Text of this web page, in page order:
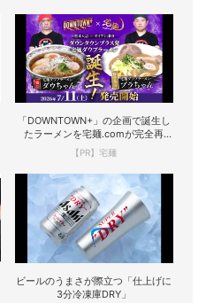
「DOWNTOWN+」の企画で誕生し
たラーメンを宅麺.comが完全再
現！
【PR】宅麺
ビールのうまさが際立つ「仕上げに
3分冷凍庫DRY」